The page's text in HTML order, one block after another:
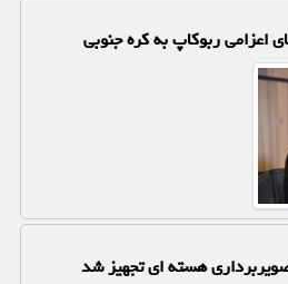
اعزامی ربوکاپ به کره جنوبی